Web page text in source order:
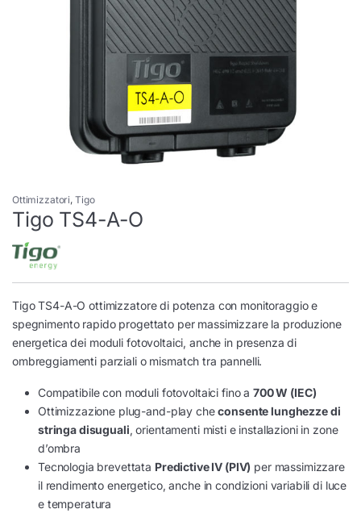
Ottimizzatori, Tigo
Tigo TS4-A-O
Tigo TS4-A-O ottimizzatore di potenza con monitoraggio e
spegnimento rapido progettato per massimizzare la produzione
energetica dei moduli fotovoltaici, anche in presenza di
ombreggiamenti parziali o mismatch tra pannelli.
Compatibile con moduli fotovoltaici fino a 700 W (IEC)
Ottimizzazione plug-and-play checonsente lunghezze di
stringa disuguali, orientamenti misti e installazioni in zone
d’ombra
Tecnologia brevettata Predictive IV (PIV) per massimizzare
il rendimento energetico, anche in condizioni variabili di luce
e temperatura